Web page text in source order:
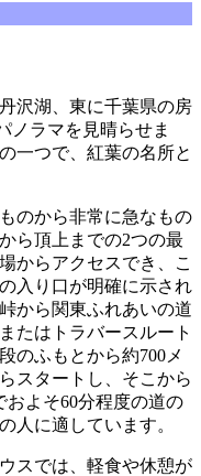
沢湖、東に千葉県の房
ノラマを見晴らせま
一つで、紅葉の名所と
のから非常に急なもの
ら頂上までの2つの最
からアクセスでき、こ
入り口が明確に示され
から関東ふれあいの道
たはトラバースルート
のふもとから約700メ
スタートし、そこから
およそ60分程度の道の
人に適しています。
スでは、軽食や休憩が